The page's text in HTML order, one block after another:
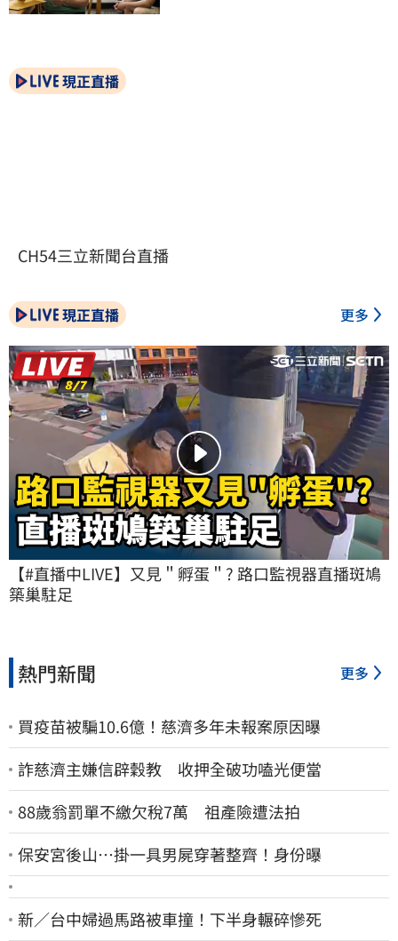
現正直播
CH54三立新聞台直播
現正直播 更多
【#直播中LIVE】又見＂孵蛋＂? 路口監視器直播斑鳩
築巢駐足
熱門新聞 更多
買疫苗被騙10.6億！慈濟多年未報案原因曝
詐慈濟主嫌信辟穀教 收押全破功嗑光便當
88歲翁罰單不繳欠稅7萬 祖產險遭法拍
保安宮後山…掛一具男屍穿著整齊！身份曝
新／台中婦過馬路被車撞！下半身輾碎慘死